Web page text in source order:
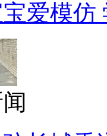
爱模仿